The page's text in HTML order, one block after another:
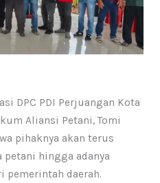
DPC PDI Perjuangan Kota
Aliansi Petani, Tomi
pihaknya akan terus
petani hingga adanya
pemerintah daerah.